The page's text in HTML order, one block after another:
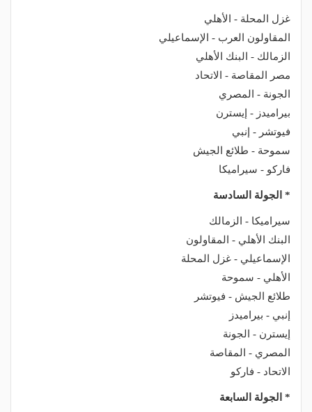
غزل المحلة - الأهلي
المقاولون العرب - الإسماعيلي
الزمالك - البنك الأهلي
مصر المقاصة - الاتحاد
الجونة - المصري
بيراميدز - إيسترن
فيوتشر - إنبي
سموحة - طلائع الجيش
فاركو - سيراميكا
* الجولة السادسة
سيراميكا - الزمالك
البنك الأهلي - المقاولون
الإسماعيلي - غزل المحلة
الأهلي - سموحة
طلائع الجيش - فيوتشر
إنبي - بيراميدز
إيسترن - الجونة
المصري - المقاصة
الاتحاد - فاركو
* الجولة السابعة